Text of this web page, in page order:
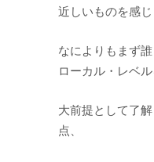
近しいものを感じ
なによりもまず
ローカル・レベ
大前提として了
点、